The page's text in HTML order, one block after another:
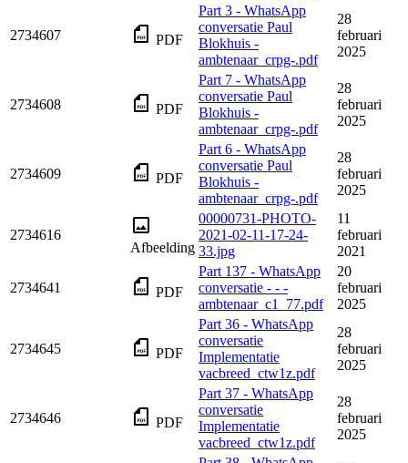
2734607 PDF
Part 3 - WhatsApp
conversatie Paul
Blokhuis -
ambtenaar_crpg-.pdf
28
februari
2025
2734608 PDF
Part 7 - WhatsApp
conversatie Paul
Blokhuis -
ambtenaar_crpg-.pdf
28
februari
2025
2734609 PDF
Part 6 - WhatsApp
conversatie Paul
Blokhuis -
ambtenaar_crpg-.pdf
28
februari
2025
2734616
Afbeelding
00000731-PHOTO-
2021-02-11-17-24-
33.jpg
11
februari
2021
2734641 PDF
Part 137 - WhatsApp
conversatie - - -
ambtenaar_c1_77.pdf
20
februari
2025
2734645 PDF
Part 36 - WhatsApp
conversatie
Implementatie
vacbreed_ctw1z.pdf
28
februari
2025
2734646 PDF
Part 37 - WhatsApp
conversatie
Implementatie
vacbreed_ctw1z.pdf
28
februari
2025